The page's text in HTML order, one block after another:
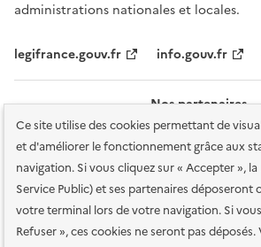
Ce site utilise des cookies permettant de
et d'améliorer le fonctionnement grâce aux
navigation. Si vous cliquez sur « Accepter »,
Service Public) et ses partenaires déposeront
votre terminal lors de votre navigation. Si
Refuser », ces cookies ne seront pas
administrations nationales et locales.
legifrance.gouv.fr info.gouv.fr
Nos partenaires
Plan du site Accessibilité : totalement conforme